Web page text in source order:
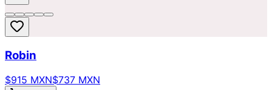
Robin
$915 MXN$737 MXN